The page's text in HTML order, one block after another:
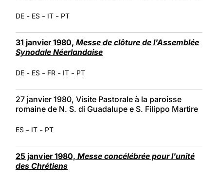
DE - ES - IT - PT
31 janvier 1980, Messe de clôture de l'Assemblée
Synodale Néerlandaise
DE - ES - FR - IT - PT
27 janvier 1980, Visite Pastorale à la paroisse
romaine de N. S. di Guadalupe e S. Filippo Martire
ES - IT - PT
25 janvier 1980, Messe concélébrée pour l'unité
des Chrétiens